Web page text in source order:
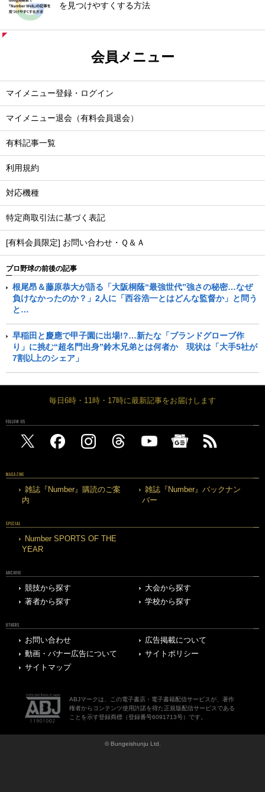
を見つけやすくする方法
会員メニュー
マイメニュー登録・ログイン
マイメニュー退会（有料会員退会）
有料記事一覧
利用規約
対応機種
特定商取引法に基づく表記
[有料会員限定] お問い合わせ・Ｑ＆Ａ
プロ野球の前後の記事
根尾昂＆藤原恭大が語る「大阪桐蔭“最強世代”強さの秘密…なぜ
負けなかったのか？」2人に「西谷浩一とはどんな監督か」と問う
と…
早稲田と慶應で甲子園に出場!?…新たな「ブランドグローブ作
り」に挑む“超名門出身”鈴木兄弟とは何者か 現状は「大手5社が
7割以上のシェア」
毎日6時・11時・17時に最新記事をお届けします
FOLLOW US
MAGAZINE
雑誌『Number』購読のご案
内
雑誌『Number』バックナン
バー
SPECIAL
Number SPORTS OF THE
YEAR
ARCHIVE
競技から探す
大会から探す
著者から探す
学校から探す
OTHERS
お問い合わせ
広告掲載について
動画・バナー広告について
サイトポリシー
サイトマップ
ABJマークは、この電子書店・電子書籍配信サービスが、著作
権者からコンテンツ使用許諾を得た正規版配信サービスである
ことを示す登録商標（登録番号6091713号）です。
© Bungeishunju Ltd.